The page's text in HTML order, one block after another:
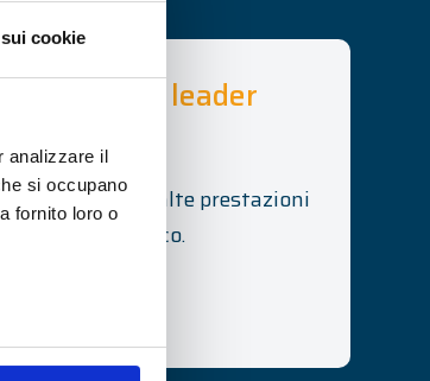
cookie
analizzare il
si occupano
fornito loro o
azienda leader
compatta e ad alte prestazioni
settore cosmetico.